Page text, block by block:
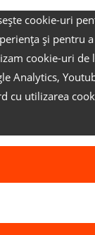
cookie-uri
și pentru
cookie-uri de
Analytics,
cu utilizarea